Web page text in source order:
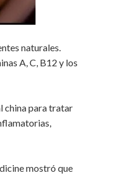
naturales.
A, C, B12 y los
china para tratar
mostró que